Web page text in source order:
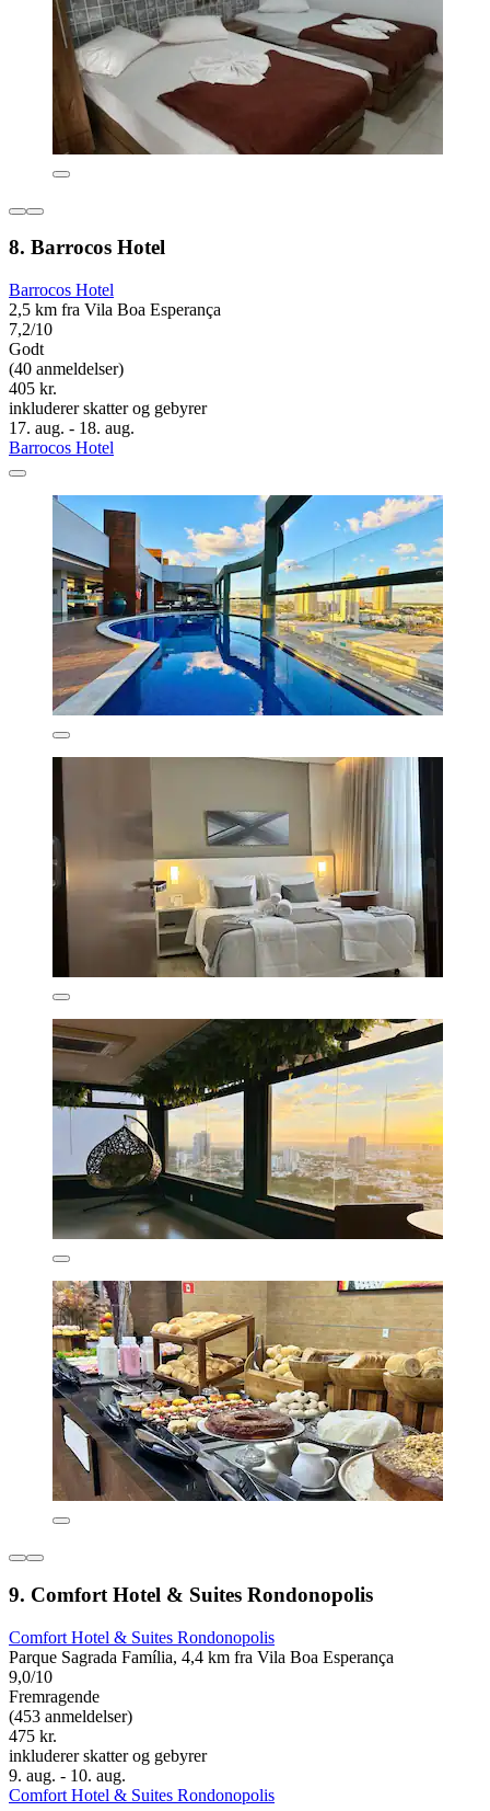
8. Barrocos Hotel
Barrocos Hotel
2,5 km fra Vila Boa Esperança
7,2/10
Godt
(40 anmeldelser)
405 kr.
inkluderer skatter og gebyrer
17. aug. - 18. aug.
Barrocos Hotel
9. Comfort Hotel & Suites Rondonopolis
Comfort Hotel & Suites Rondonopolis
Parque Sagrada Família, 4,4 km fra Vila Boa Esperança
9,0/10
Fremragende
(453 anmeldelser)
475 kr.
inkluderer skatter og gebyrer
9. aug. - 10. aug.
Comfort Hotel & Suites Rondonopolis